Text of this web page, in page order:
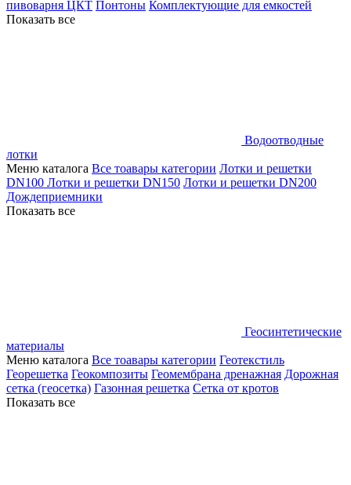
пивоварня ЦКТ Понтоны Комплектующие для емкостей
Показать все
Водоотводные
лотки
Меню каталога Все тоавары категории Лотки и решетки
DN100 Лотки и решетки DN150 Лотки и решетки DN200
Дождеприемники
Показать все
Геосинтетические
материалы
Меню каталога Все тоавары категории Геотекстиль
Георешетка Геокомпозиты Геомембрана дренажная Дорожная
сетка (геосетка) Газонная решетка Сетка от кротов
Показать все